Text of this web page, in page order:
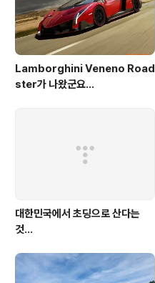
Lamborghini Veneno Road
ster가 나왔군요...
대한민국에서 초딩으로 산다는
것...